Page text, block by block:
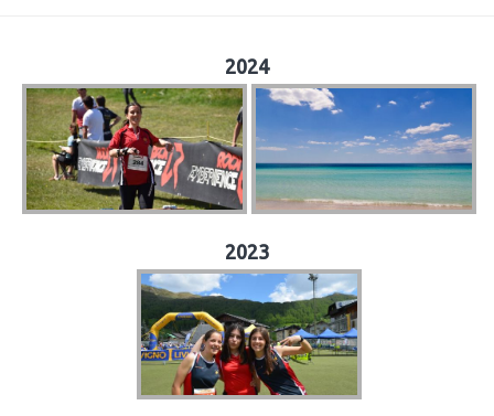
2024
2023